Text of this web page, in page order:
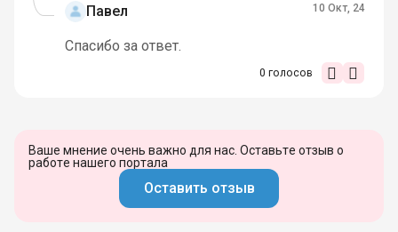
Павел 10 Окт, 24
Спасибо за ответ.
0 голосов
Ваше мнение очень важно для нас. Оставьте отзыв о
работе нашего портала
Оставить отзыв